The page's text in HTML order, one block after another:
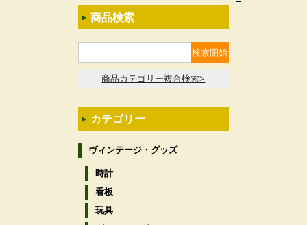
商品検索
商品カテゴリー複合検索>
カテゴリー
ヴィンテージ・グッズ
時計
看板
玩具